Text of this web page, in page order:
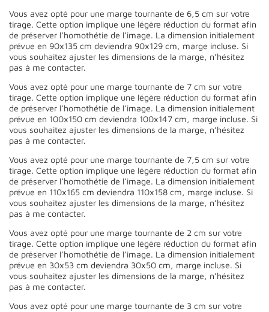
Vous avez opté pour une marge tournante de 6,5 cm sur votre
tirage. Cette option implique une légère réduction du format afin
de préserver l’homothétie de l’image. La dimension initialement
prévue en 90x135 cm deviendra 90x129 cm, marge incluse. Si
vous souhaitez ajuster les dimensions de la marge, n’hésitez
pas à me contacter.
Vous avez opté pour une marge tournante de 7 cm sur votre
tirage. Cette option implique une légère réduction du format afin
de préserver l’homothétie de l’image. La dimension initialement
prévue en 100x150 cm deviendra 100x147 cm, marge incluse. Si
vous souhaitez ajuster les dimensions de la marge, n’hésitez
pas à me contacter.
Vous avez opté pour une marge tournante de 7,5 cm sur votre
tirage. Cette option implique une légère réduction du format afin
de préserver l’homothétie de l’image. La dimension initialement
prévue en 110x165 cm deviendra 110x158 cm, marge incluse. Si
vous souhaitez ajuster les dimensions de la marge, n’hésitez
pas à me contacter.
Vous avez opté pour une marge tournante de 2 cm sur votre
tirage. Cette option implique une légère réduction du format afin
de préserver l’homothétie de l’image. La dimension initialement
prévue en 30x53 cm deviendra 30x50 cm, marge incluse. Si
vous souhaitez ajuster les dimensions de la marge, n’hésitez
pas à me contacter.
Vous avez opté pour une marge tournante de 3 cm sur votre